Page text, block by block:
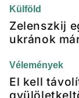
Külföld
Zelenszkij
ukránok
Vélemények
El kell